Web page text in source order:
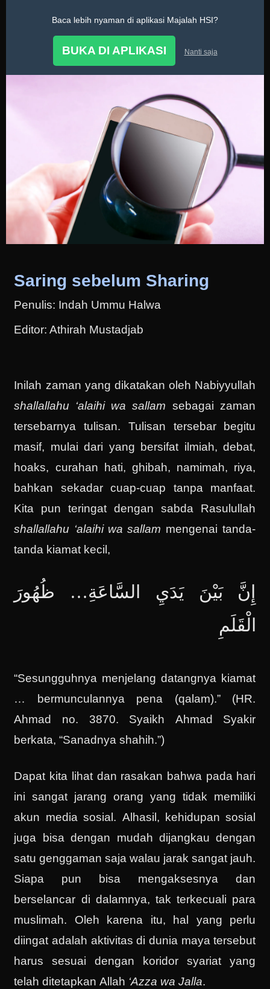
Baca lebih nyaman di aplikasi Majalah HSI?
BUKA DI APLIKASI Nanti saja
Mutiara Nasihat Muslimah
Saring sebelum Sharing
Penulis: Indah Ummu Halwa
Editor: Athirah Mustadjab
Inilah zaman yang dikatakan oleh Nabiyyullah
shallallahu ‘alaihi wa sallam sebagai zaman
tersebarnya tulisan. Tulisan tersebar begitu
masif, mulai dari yang bersifat ilmiah, debat,
hoaks, curahan hati, ghibah, namimah, riya,
bahkan sekadar cuap-cuap tanpa manfaat.
Kita pun teringat dengan sabda Rasulullah
shallallahu ‘alaihi wa sallam mengenai tanda-
tanda kiamat kecil,
إِنَّ بَيْنَ يَدَيِ السَّاعَةِ… ظُهُورَ
الْقَلَمِ
“Sesungguhnya menjelang datangnya kiamat
… bermunculannya pena (qalam).” (HR.
Ahmad no. 3870. Syaikh Ahmad Syakir
berkata, “Sanadnya shahih.”)
Dapat kita lihat dan rasakan bahwa pada hari
ini sangat jarang orang yang tidak memiliki
akun media sosial. Alhasil, kehidupan sosial
juga bisa dengan mudah dijangkau dengan
satu genggaman saja walau jarak sangat jauh.
Siapa pun bisa mengaksesnya dan
berselancar di dalamnya, tak terkecuali para
muslimah. Oleh karena itu, hal yang perlu
diingat adalah aktivitas di dunia maya tersebut
harus sesuai dengan koridor syariat yang
telah ditetapkan Allah ‘Azza wa Jalla.